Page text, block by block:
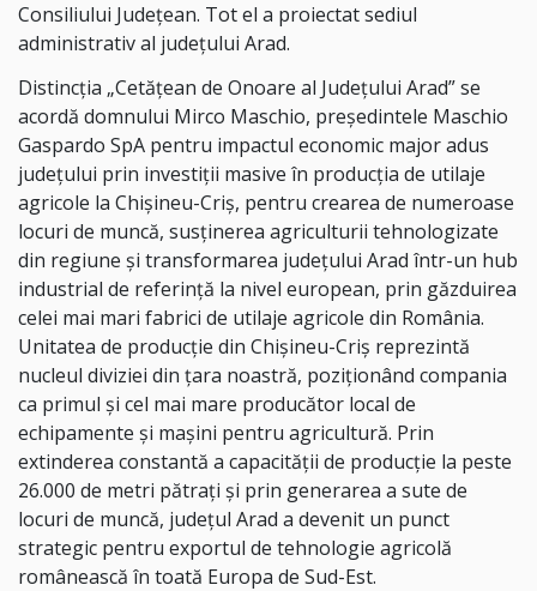
Consiliului Judeţean. Tot el a proiectat sediul
administrativ al județului Arad.
Distincția „Cetățean de Onoare al Județului Arad” se
acordă domnului Mirco Maschio, președintele Maschio
Gaspardo SpA pentru impactul economic major adus
județului prin investiții masive în producția de utilaje
agricole la Chișineu-Criș, pentru crearea de numeroase
locuri de muncă, susținerea agriculturii tehnologizate
din regiune și transformarea județului Arad într-un hub
industrial de referință la nivel european, prin găzduirea
celei mai mari fabrici de utilaje agricole din România.
Unitatea de producție din Chișineu-Criș reprezintă
nucleul diviziei din țara noastră, poziționând compania
ca primul și cel mai mare producător local de
echipamente și mașini pentru agricultură. Prin
extinderea constantă a capacității de producție la peste
26.000 de metri pătrați și prin generarea a sute de
locuri de muncă, județul Arad a devenit un punct
strategic pentru exportul de tehnologie agricolă
românească în toată Europa de Sud-Est.